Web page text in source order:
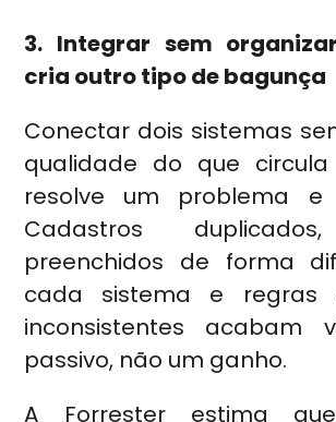
3. Integrar sem
cria outro tipo de bagunça
Conectar dois sistemas
qualidade do que
resolve um problema e
Cadastros
preenchidos de forma
cada sistema e regras
inconsistentes acabam
passivo, não um ganho.
A Forrester estima